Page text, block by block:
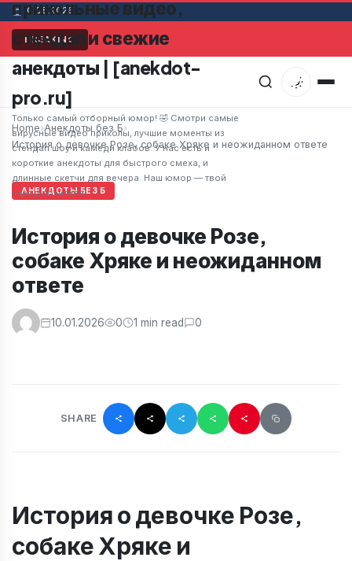
10.08.2026
BREAKINGМужчина в супермаркете заметил привлекательную
прикольные видео,
стендап и свежие
анекдоты | [anekdot-
pro.ru]
Только самый отборный юмор! 🤣 Смотри самые
вирусные видео приколы, лучшие моменты из
стендап шоу и камеди клабов. У нас есть и
короткие анекдоты для быстрого смеха, и
длинные скетчи для вечера. Наш юмор — твой
заряд позитива!
Home›Анекдоты без Б›
История о девочке Розе, собаке Хряке и неожиданном ответе
АНЕКДОТЫ БЕЗ Б
История о девочке Розе,
собаке Хряке и неожиданном
ответе
10.01.2026 0 1 min read 0
SHARE
История о девочке Розе,
собаке Хряке и